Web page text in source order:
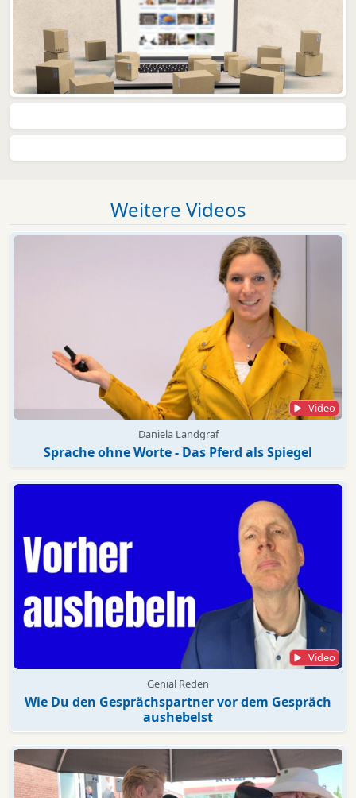
Weitere Videos
Video
Daniela Landgraf
Sprache ohne Worte - Das Pferd als Spiegel
Video
Genial Reden
Wie Du den Gesprächspartner vor dem Gespräch
aushebelst